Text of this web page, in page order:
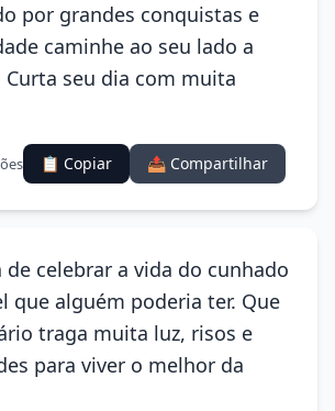
por grandes conquistas e
caminhe ao seu lado a
Curta seu dia com muita
📋 Copiar 📤 Compartilhar
de celebrar a vida do cunhado
que alguém poderia ter. Que
traga muita luz, risos e
para viver o melhor da